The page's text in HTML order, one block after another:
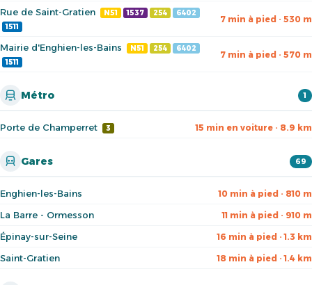
Rue de Saint-Gratien N51 1537 254
6402
1511
7 min à pied · 530 m
Mairie d'Enghien-les-Bains N51 254
6402
1511
7 min à pied · 570 m
Métro 1
Porte de Champerret 3 15 min en voiture · 8.9 km
Gares 69
Enghien-les-Bains 10 min à pied · 810 m
La Barre - Ormesson 11 min à pied · 910 m
Épinay-sur-Seine 16 min à pied · 1.3 km
Saint-Gratien 18 min à pied · 1.4 km